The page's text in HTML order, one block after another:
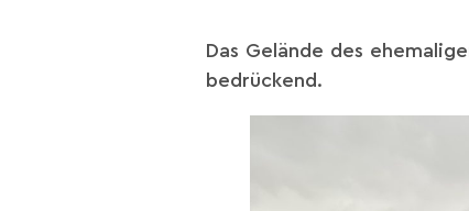
Das Gelände des
bedrückend.